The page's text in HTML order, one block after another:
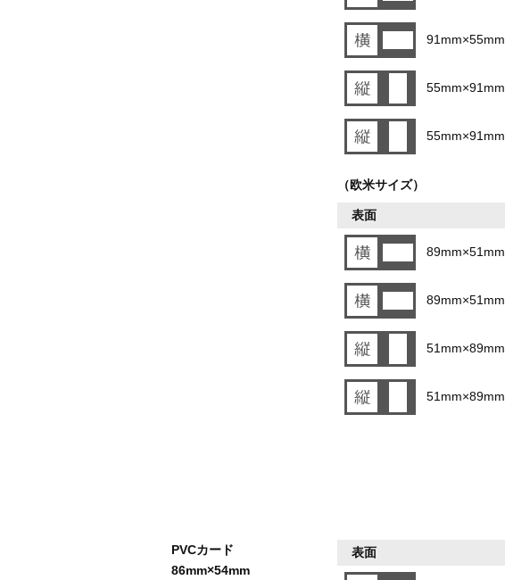
91mm×55mm
55mm×91mm
55mm×91mm
（欧米サイズ）
表面
89mm×51mm
89mm×51mm
51mm×89mm
51mm×89mm
PVCカード
86mm×54mm
表面